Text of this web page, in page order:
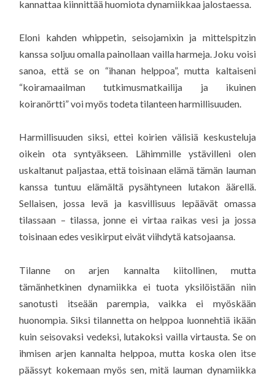
kannattaa kiinnittää huomiota dynamiikkaa jalostaessa.
Eloni kahden whippetin, seisojamixin ja mittelspitzin
kanssa soljuu omalla painollaan vailla harmeja. Joku voisi
sanoa, että se on “ihanan helppoa”, mutta kaltaiseni
“koiramaailman tutkimusmatkailija ja ikuinen
koiranörtti” voi myös todeta tilanteen harmillisuuden.
Harmillisuuden siksi, ettei koirien välisiä keskusteluja
oikein ota syntyäkseen. Lähimmille ystävilleni olen
uskaltanut paljastaa, että toisinaan elämä tämän lauman
kanssa tuntuu elämältä pysähtyneen lutakon äärellä.
Sellaisen, jossa levä ja kasvillisuus lepäävät omassa
tilassaan – tilassa, jonne ei virtaa raikas vesi ja jossa
toisinaan edes vesikirput eivät viihdytä katsojaansa.
Tilanne on arjen kannalta kiitollinen, mutta
tämänhetkinen dynamiikka ei tuota yksilöistään niin
sanotusti itseään parempia, vaikka ei myöskään
huonompia. Siksi tilannetta on helppoa luonnehtiä ikään
kuin seisovaksi vedeksi, lutakoksi vailla virtausta. Se on
ihmisen arjen kannalta helppoa, mutta koska olen itse
päässyt kokemaan myös sen, mitä lauman dynamiikka